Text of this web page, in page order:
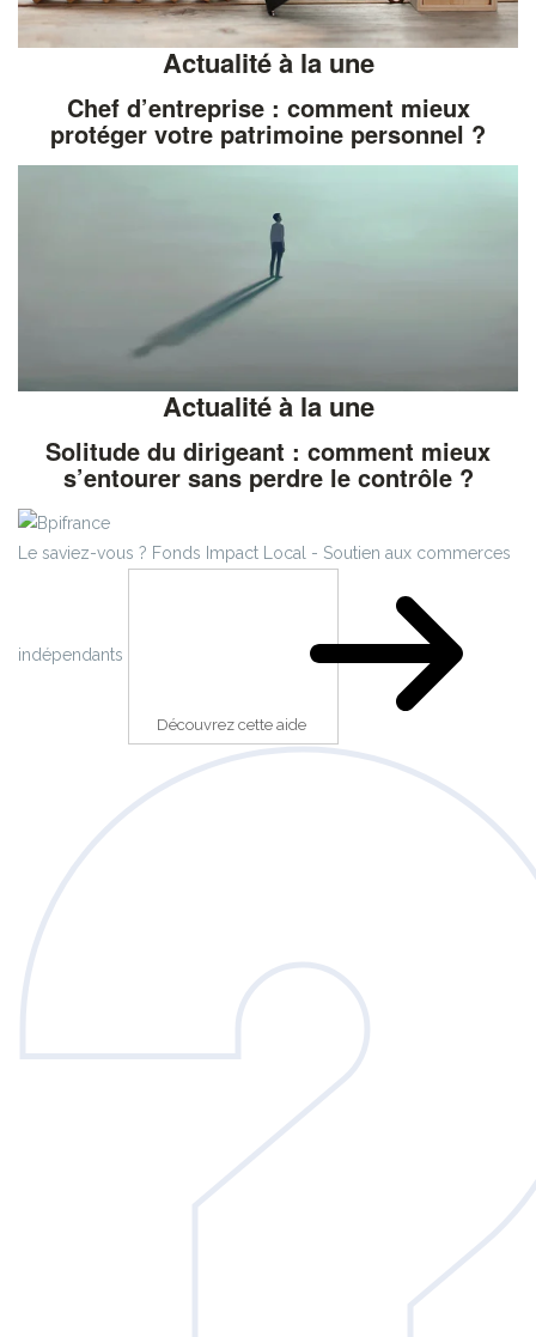
Actualité à la une
Chef d’entreprise : comment mieux
protéger votre patrimoine personnel ?
Actualité à la une
Solitude du dirigeant : comment mieux
s’entourer sans perdre le contrôle ?
Le saviez-vous ? Fonds Impact Local - Soutien aux commerces
indépendants
Découvrez cette aide